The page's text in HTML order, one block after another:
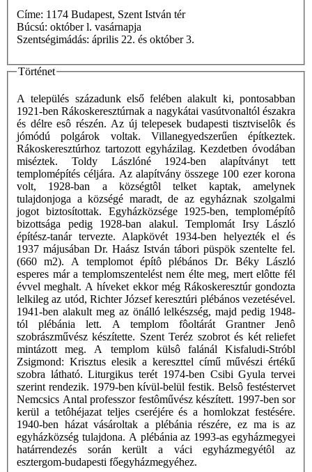
Címe: 1174 Budapest, Szent István tér
Búcsú: október l. vasárnapja
Szentségimádás: április 22. és október 3.
Történet
A település századunk első felében alakult ki, pontosabban
1921-ben Rákoskeresztúrnak a nagykátai vasútvonaltól északra
és délre esô részén. Az új telepesek budapesti tisztviselôk és
jómódú polgárok voltak. Villanegyedszerűen építkeztek.
Rákoskeresztúrhoz tartozott egyházilag. Kezdetben óvodában
miséztek. Toldy Lászlóné 1924-ben alapítványt tett
templomépítés céljára. Az alapítvány összege 100 ezer korona
volt, 1928-ban a községtôl telket kaptak, amelynek
tulajdonjoga a községé maradt, de az egyháznak szolgalmi
jogot biztosítottak. Egyházközsége 1925-ben, templomépítô
bizottsága pedig 1928-ban alakul. Templomát Irsy László
építész-tanár tervezte. Alapkövét 1934-ben helyezték el és
1937 májusában Dr. Haász István tábori püspök szentelte fel.
(660 m2). A templomot építô plébános Dr. Béky László
esperes már a templomszentelést nem élte meg, mert elôtte fél
évvel meghalt. A híveket ekkor még Rákoskeresztúr gondozta
lelkileg az utód, Richter József keresztúri plébános vezetésével.
1941-ben alakult meg az önálló lelkészség, majd pedig 1948-
tól plébánia lett. A templom fôoltárát Grantner Jenô
szobrászművész készítette. Szent Teréz szobrot és két reliefet
mintázott meg. A templom külsô falánál Kisfaludi-Stróbl
Zsigmond: Krisztus elesik a kereszttel című művészi értékű
szobra látható. Liturgikus terét 1974-ben Csibi Gyula tervei
szerint rendezik. 1979-ben kívül-belül festik. Belsô festéstervet
Nemcsics Antal professzor festôművész készített. 1997-ben sor
kerül a tetôhéjazat teljes cseréjére és a homlokzat festésére.
1940-ben házat vásároltak a plébánia részére, ez ma is az
egyházközség tulajdona. A plébánia az 1993-as egyházmegyei
határrendezés során került a váci egyházmegyétôl az
esztergom-budapesti főegyházmegyéhez.